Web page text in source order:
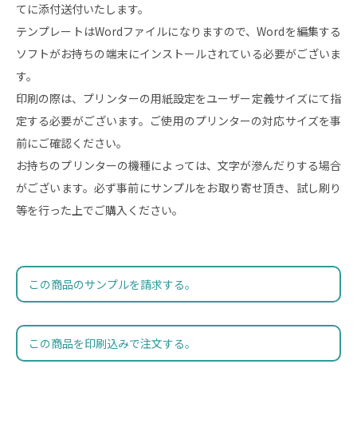
てに添付送付いたします。
テンプレートはWordファイルになりますので、Wordを編集する
ソフトがお持ちの端末にインストールされている必要がございま
す。
印刷の際は、プリンターの用紙設定をユーザー定義サイズにて指
定する必要がございます。ご使用のプリンターの対応サイズを事
前にご確認ください。
お持ちのプリンターの機種によっては、文字が滲んだりする場合
がございます。必ず事前にサンプルをお取り寄せ頂き、試し刷り
等を行った上でご購入ください。
この商品のサンプルを請求する。
この商品を印刷込みで注文する。